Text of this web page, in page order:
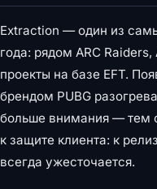
Extraction — один из
года: рядом ARC
проекты на базе EFT.
брендом PUBG
больше внимания — тем
к защите клиента: к
всегда ужесточается.